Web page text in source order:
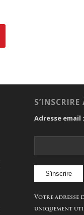
Adresse email :
Votre adresse
uniquement